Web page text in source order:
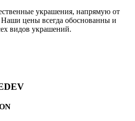
украшения, напрямую от
Наши цены всегда обоснованны и
видов украшений.